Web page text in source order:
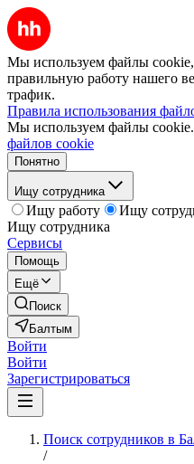
Мы используем файлы cookie,
правильную работу нашего
трафик.
Правила использования
Мы используем файлы cookie.
файлов cookie
Понятно
Ищу сотрудника
Ищу работу
Ищу
Ищу сотрудника
Сервисы
Помощь
Ещё
Поиск
Балтым
Войти
Войти
Зарегистрироваться
Поиск сотрудников в
/